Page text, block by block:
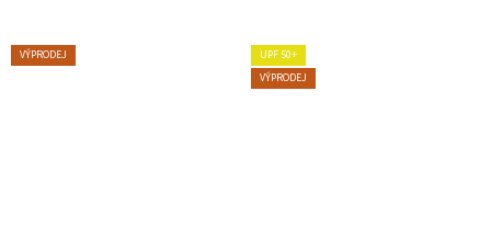
VÝPRODEJ
UPF 50+
VÝPRODEJ